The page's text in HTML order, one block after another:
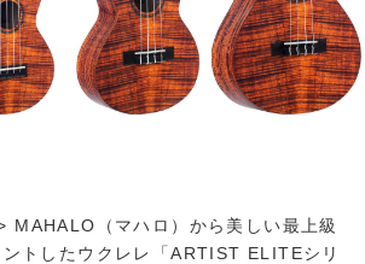
MAHALO（マハロ）から美しい最上級
トしたウクレレ「ARTIST ELITEシリ